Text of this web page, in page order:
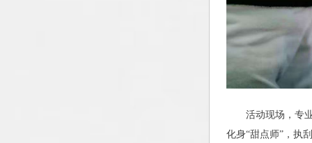
活动现场，专
化身“甜点师”，执